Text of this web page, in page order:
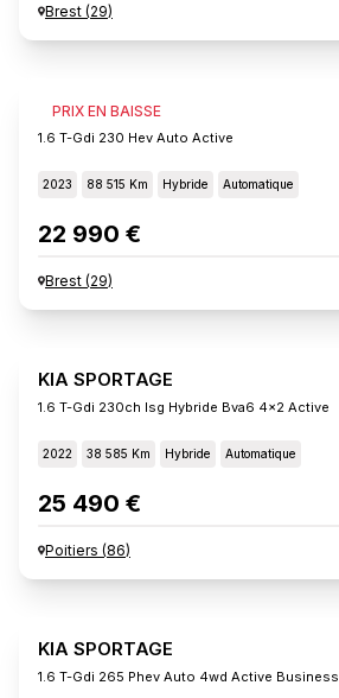
Brest (29)
PRIX EN BAISSE
KIA SPORTAGE
1.6 T-Gdi 230 Hev Auto Active
2023 88 515 Km Hybride Automatique
22 990 €
Brest (29)
KIA SPORTAGE
1.6 T-Gdi 230ch Isg Hybride Bva6 4x2 Active
2022 38 585 Km Hybride Automatique
25 490 €
Poitiers (86)
KIA SPORTAGE
1.6 T-Gdi 265 Phev Auto 4wd Active Business